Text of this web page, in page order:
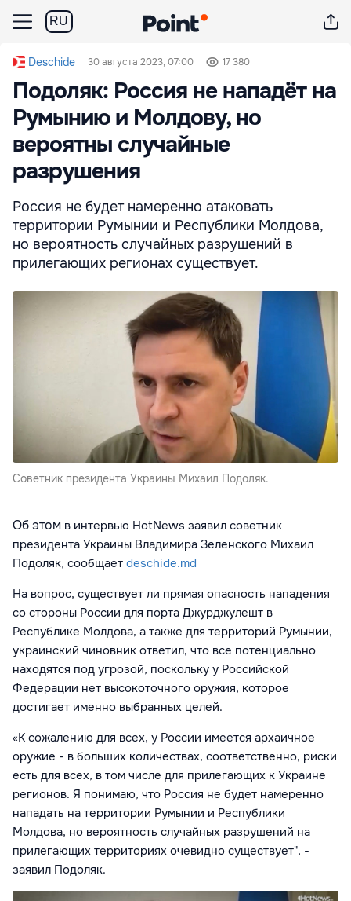
RU
Deschide 30 августа 2023, 07:00 17 380
Подоляк: Россия не нападёт на
Румынию и Молдову, но
вероятны случайные
разрушения
Россия не будет намеренно атаковать
территории Румынии и Республики Молдова,
но вероятность случайных разрушений в
прилегающих регионах существует.
Советник президента Украины Михаил Подоляк.
Об этом в интервью HotNews заявил советник
президента Украины Владимира Зеленского Михаил
Подоляк, сообщает deschide.md
На вопрос, существует ли прямая опасность нападения
со стороны России для порта Джурджулешт в
Республике Молдова, а также для территорий Румынии,
украинский чиновник ответил, что все потенциально
находятся под угрозой, поскольку у Российской
Федерации нет высокоточного оружия, которое
достигает именно выбранных целей.
«К сожалению для всех, у России имеется архаичное
оружие - в больших количествах, соответственно, риски
есть для всех, в том числе для прилегающих к Украине
регионов. Я понимаю, что Россия не будет намеренно
нападать на территории Румынии и Республики
Молдова, но вероятность случайных разрушений на
прилегающих территориях очевидно существует", -
заявил Подоляк.